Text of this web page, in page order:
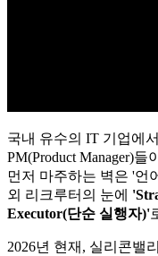
국내 유수의 IT 기업에
PM(Product Manager)
먼저 마주하는 벽은 '언
외 리크루터의 눈에
Executor(단순 실행자)'​
2026년 현재, 실리콘밸